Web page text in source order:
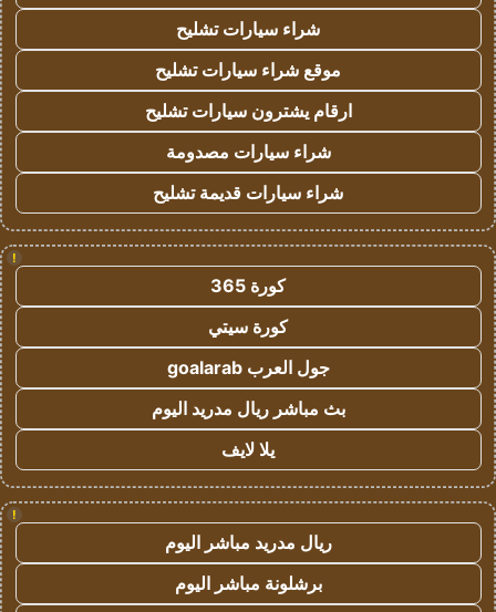
شراء سيارات تشليح
موقع شراء سيارات تشليح
ارقام يشترون سيارات تشليح
شراء سيارات مصدومة
شراء سيارات قديمة تشليح
!
كورة 365
كورة سيتي
جول العرب goalarab
بث مباشر ريال مدريد اليوم
يلا لايف
!
ريال مدريد مباشر اليوم
برشلونة مباشر اليوم